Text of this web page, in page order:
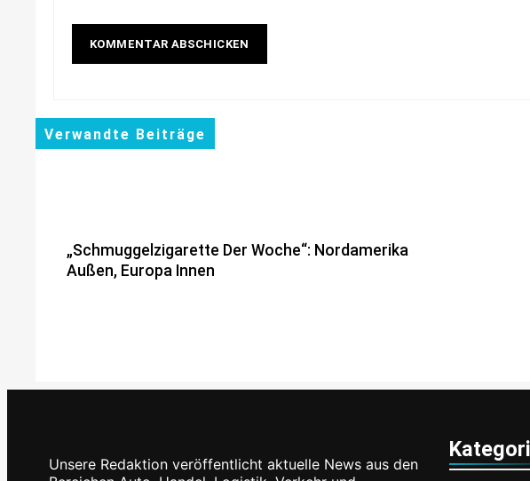
Verwandte Beiträge
„Schmuggelzigarette Der Woche“: Nordamerika
Außen, Europa Innen
PLAN-B NET ZERO Verdoppelt Zahl Der Kunden
Geschäftsmodell Weiter Aus
Unsere Redaktion veröffentlicht aktuelle News aus den